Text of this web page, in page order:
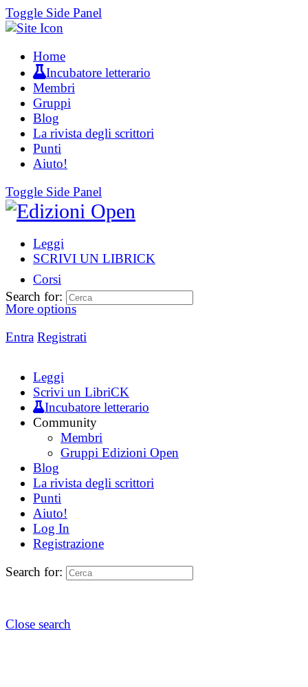
Toggle Side Panel
Home
Incubatore letterario
Membri
Gruppi
Blog
La rivista degli scrittori
Punti
Aiuto!
Toggle Side Panel
Leggi
SCRIVI UN LIBRICK
Corsi
More options
Entra Registrati
Search for:
Leggi
Scrivi un LibriCK
Incubatore letterario
Community
Membri
Gruppi Edizioni Open
Blog
La rivista degli scrittori
Punti
Aiuto!
Log In
Registrazione
Search for:
Close search